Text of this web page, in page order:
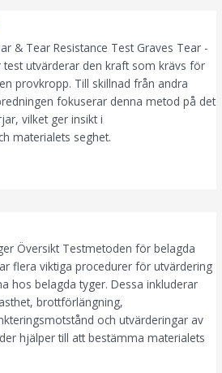
& Tear Resistance Test Graves Tear -
test utvärderar den kraft som krävs för
provkropp. Till skillnad från andra
fokuserar denna metod på det
vilket ger insikt i
materialets seghet.
Översikt Testmetoden för belagda
flera viktiga procedurer för utvärdering
hos belagda tyger. Dessa inkluderar
brottförlängning,
och utvärderingar av
hjälper till att bestämma materialets